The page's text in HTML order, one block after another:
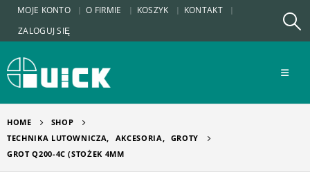
MOJE KONTO O FIRMIE KOSZYK
KONTAKT
ZALOGUJ SIĘ
HOME
SHOP
TECHNIKA LUTOWNICZA, AKCESORIA, GROTY
GROT Q200-4C (STOŻEK 4MM